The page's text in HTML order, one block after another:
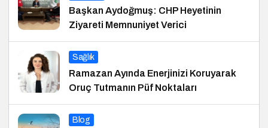
Başkan Aydoğmuş: CHP Heyetinin
Ziyareti Memnuniyet Verici
Sağlık
Ramazan Ayında Enerjinizi Koruyarak
Oruç Tutmanın Püf Noktaları
Blog